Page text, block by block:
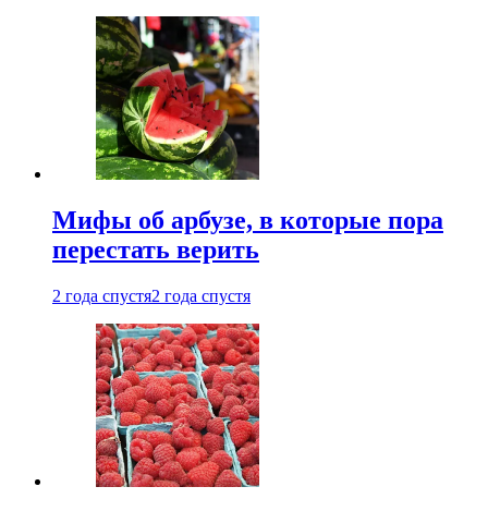
Мифы об арбузе, в которые пора
перестать верить
2 года спустя2 года спустя